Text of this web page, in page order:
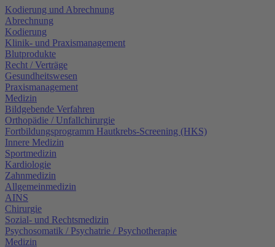
Kodierung und Abrechnung
Abrechnung
Kodierung
Klinik- und Praxismanagement
Blutprodukte
Recht / Verträge
Gesundheitswesen
Praxismanagement
Medizin
Bildgebende Verfahren
Orthopädie / Unfallchirurgie
Fortbildungsprogramm Hautkrebs-Screening (HKS)
Innere Medizin
Sportmedizin
Kardiologie
Zahnmedizin
Allgemeinmedizin
AINS
Chirurgie
Sozial- und Rechtsmedizin
Psychosomatik / Psychatrie / Psychotherapie
Medizin